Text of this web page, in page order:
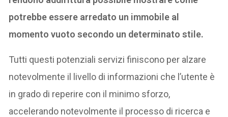
potrebbe essere arredato un immobile al
momento vuoto secondo un determinato stile.
Tutti questi potenziali servizi finiscono per alzare
notevolmente il livello di informazioni che l’utente è
in grado di reperire con il minimo sforzo,
accelerando notevolmente il processo di ricerca e